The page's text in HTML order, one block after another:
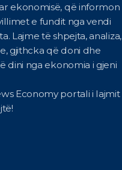
ekonomisë, që informon
e fundit nga vendi
Lajme të shpejta, analiza,
gjithcka që doni dhe
dini nga ekonomia i gjeni
Economy portali i lajmit